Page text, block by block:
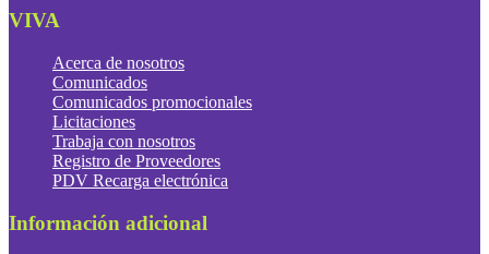
VIVA
Acerca de nosotros
Comunicados
Comunicados promocionales
Licitaciones
Trabaja con nosotros
Registro de Proveedores
PDV Recarga electrónica
Información adicional